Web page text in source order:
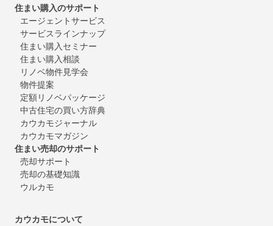
住まい購入のサポート
エージェントサービス
サービスラインナップ
住まい購入セミナー
住まい購入相談
リノベ物件見学会
物件提案
定額リノベパッケージ
中古住宅の買い方辞典
カウカモジャーナル
カウカモマガジン
住まい売却のサポート
売却サポート
売却の基礎知識
ウルカモ
カウカモについて